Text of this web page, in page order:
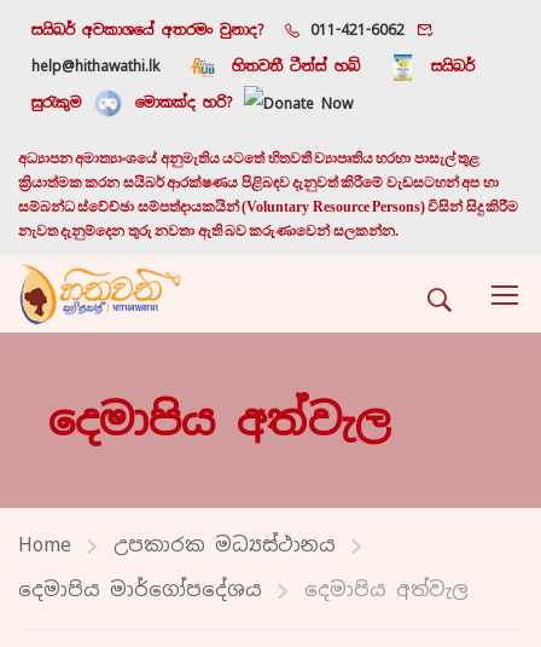
සයිබර් අවකාශයේ අතරමං වුනාද?
011-421-6062
help@hithawathi.lk
හිතවතී ටීන්ස් හබ්
සයිබර්
සුරැකුම
මොකක්ද හරි?
අධ්‍යාපන අමාත්‍යාංශයේ අනුමැතිය යටතේ හිතවතී ව්‍යාපෘතිය හරහා පාසැල් තුළ
ක්‍රියාත්මක කරන සයිබර් ආරක්ෂණය පිළිබඳව දැනුවත් කිරීමේ වැඩසටහන් අප හා
සම්බන්ධ ස්වේච්ඡා සම්පත්දායකයින් (Voluntary Resource Persons) විසින් සිදු කිරීම
නැවත දැනුම්දෙන තුරු නවතා ඇති බව කරුණාවෙන් සලකන්න.
දෙමාපිය අත්වැල
Home
උපකාරක මධ්‍යස්ථානය
දෙමාපිය මාර්ගෝපදේශය
දෙමාපිය අත්වැල